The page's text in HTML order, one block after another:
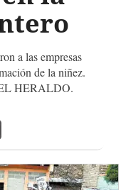
a las empresas
de la niñez.
EL HERALDO.